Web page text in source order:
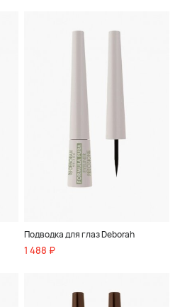
Подводка для глаз Deborah
1 488 ₽